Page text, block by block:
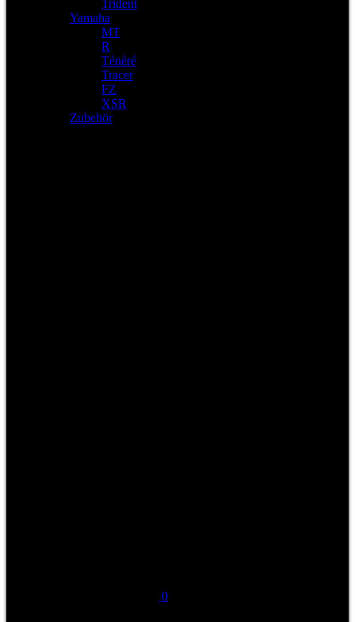
Trident
Yamaha
MT
R
Ténéré
Tracer
FZ
XSR
Zubehör
0